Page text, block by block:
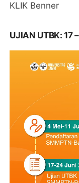
KLIK Benner
UJIAN UTBK: 17